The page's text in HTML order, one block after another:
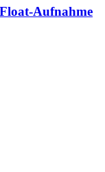
Aufnahme